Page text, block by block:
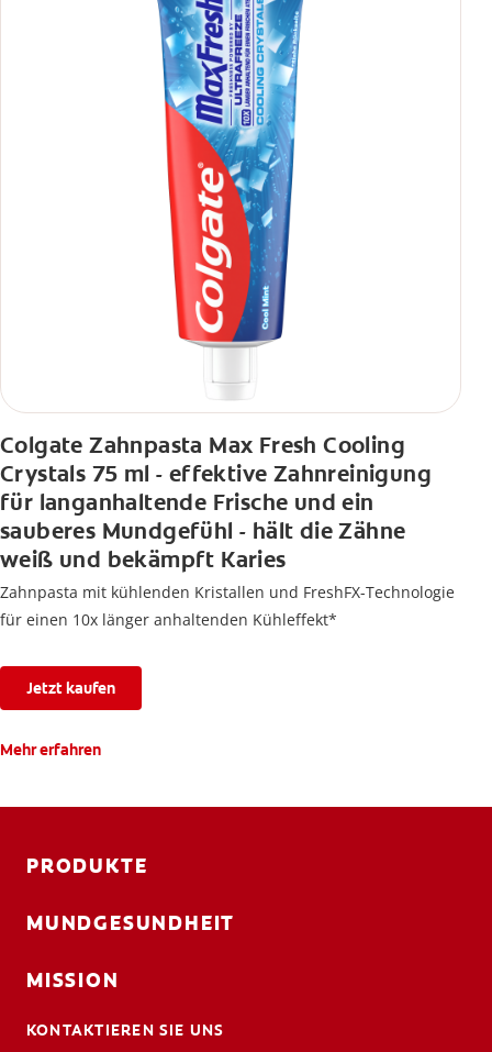
Colgate Zahnpasta Max Fresh Cooling
Crystals 75 ml - effektive Zahnreinigung
für langanhaltende Frische und ein
sauberes Mundgefühl - hält die Zähne
weiß und bekämpft Karies
Zahnpasta mit kühlenden Kristallen und FreshFX-Technologie
für einen 10x länger anhaltenden Kühleffekt*
Jetzt kaufen
Mehr erfahren
PRODUKTE
MUNDGESUNDHEIT
MISSION
KONTAKTIEREN SIE UNS